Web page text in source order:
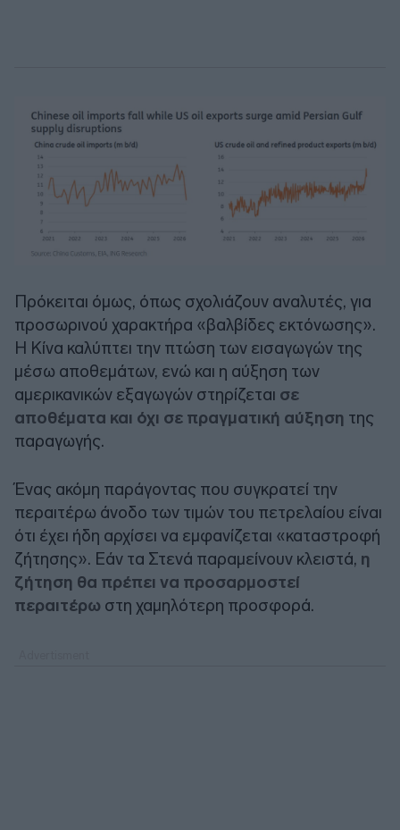
Πρόκειται όμως, όπως σχολιάζουν αναλυτές, για
προσωρινού χαρακτήρα «βαλβίδες εκτόνωσης».
Η Κίνα καλύπτει την πτώση των εισαγωγών της
μέσω αποθεμάτων, ενώ και η αύξηση των
αμερικανικών εξαγωγών στηρίζεται σε
αποθέματα και όχι σε πραγματική αύξηση της
παραγωγής.
Ένας ακόμη παράγοντας που συγκρατεί την
περαιτέρω άνοδο των τιμών του πετρελαίου είναι
ότι έχει ήδη αρχίσει να εμφανίζεται «καταστροφή
ζήτησης». Εάν τα Στενά παραμείνουν κλειστά, η
ζήτηση θα πρέπει να προσαρμοστεί
περαιτέρω στη χαμηλότερη προσφορά.